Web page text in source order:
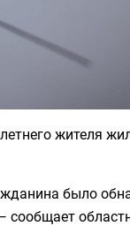
жителя
было
сообщает